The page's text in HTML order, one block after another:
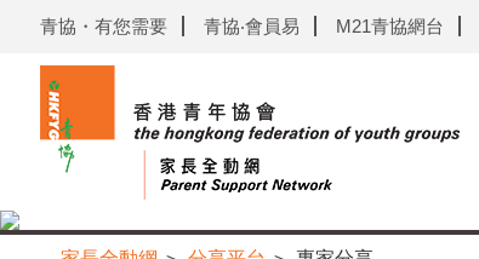
青協・有您需要 青協‧會員易 M21青協網台